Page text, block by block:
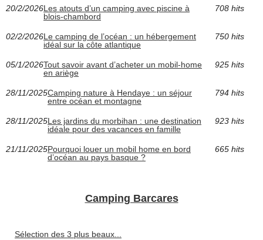
20/2/2026Les atouts d’un camping avec piscine à
blois-chambord
708 hits
02/2/2026Le camping de l’océan : un hébergement
idéal sur la côte atlantique
750 hits
05/1/2026Tout savoir avant d’acheter un mobil-home
en ariège
925 hits
28/11/2025Camping nature à Hendaye : un séjour
entre océan et montagne
794 hits
28/11/2025Les jardins du morbihan : une destination
idéale pour des vacances en famille
923 hits
21/11/2025Pourquoi louer un mobil home en bord
d’océan au pays basque ?
665 hits
Camping Barcares
Sélection des 3 plus beaux...